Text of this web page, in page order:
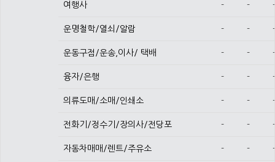
여행사 - - -
운명철학/열쇠/알람 - - -
운동구점/운송,이사/ 택배 - - -
융자/은행 - - -
의류도매/소매/인쇄소 - - -
전화기/정수기/장의사/전당포 - - -
자동차매매/렌트/주유소 - - -